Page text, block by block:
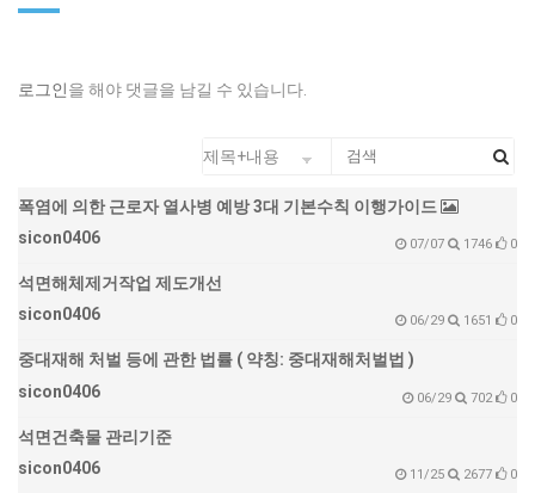
로그인을 해야 댓글을 남길 수 있습니다.
폭염에 의한 근로자 열사병 예방 3대 기본수칙 이행가이드
sicon0406
07/07 1746 0
석면해체제거작업 제도개선
sicon0406
06/29 1651 0
중대재해 처벌 등에 관한 법률 ( 약칭: 중대재해처벌법 )
sicon0406
06/29 702 0
석면건축물 관리기준
sicon0406
11/25 2677 0